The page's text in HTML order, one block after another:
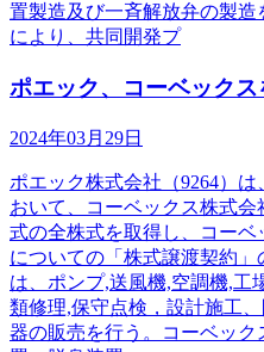
置製造及び一斉解放弁の製
により、共同開発プ
ポエック、コーベックス
2024年03月29日
ポエック株式会社（9264）は
おいて、コーベックス株式
式の全株式を取得し、コー
についての「株式譲渡契約
は、ポンプ,送風機,空調機,工
類修理,保守点検，設計施工
器の販売を行う。コーベッ